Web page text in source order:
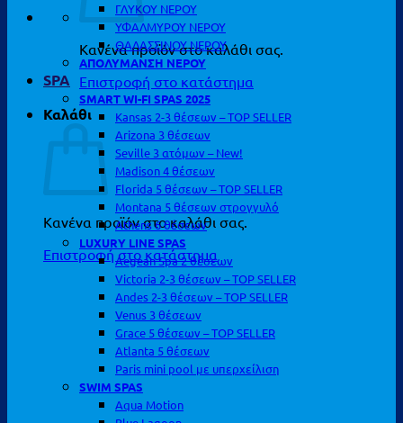
Κανένα προϊόν στο καλάθι σας.
Επιστροφή στο κατάστημα
Καλάθι
Κανένα προϊόν στο καλάθι σας.
Επιστροφή στο κατάστημα
ΓΛΥΚΟΥ ΝΕΡΟΥ
ΥΦΑΛΜΥΡΟΥ ΝΕΡΟΥ
ΘΑΛΑΣΣΙΝΟΥ ΝΕΡΟΥ
ΑΠΟΛΥΜΑΝΣΗ ΝΕΡΟΥ
SPA
SMART WI-FI SPAS 2025
Kansas 2-3 θέσεων – TOP SELLER
Arizona 3 θέσεων
Seville 3 ατόμων – New!
Madison 4 θέσεων
Florida 5 θέσεων – TOP SELLER
Montana 5 θέσεων στρογγυλό
Athens 6 θέσεων
LUXURY LINE SPAS
Aegean Spa 2 θέσεων
Victoria 2-3 θέσεων – TOP SELLER
Andes 2-3 θέσεων – TOP SELLER
Venus 3 θέσεων
Grace 5 θέσεων – TOP SELLER
Atlanta 5 θέσεων
Paris mini pool με υπερχείλιση
SWIM SPAS
Aqua Motion